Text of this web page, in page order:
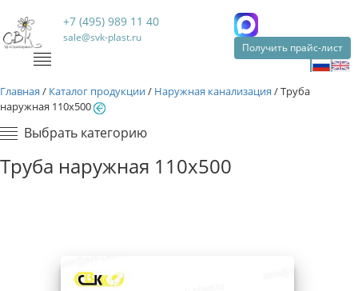
+7 (495) 989 11 40
sale@svk-plast.ru
Получить прайс-лист
Главная / Каталог продукции/ Наружная канализация /Труба
наружная 110х500
Выбрать категорию
Труба наружная 110х500